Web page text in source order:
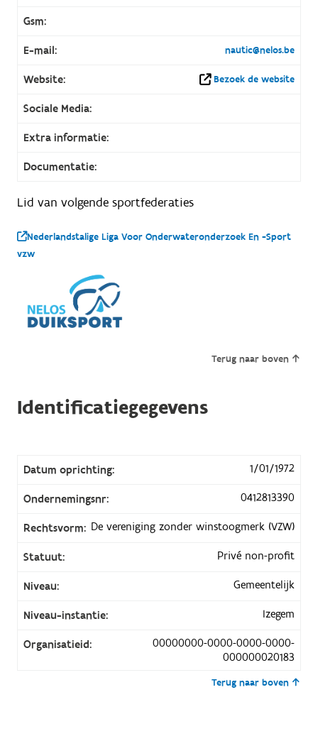
Gsm:
E-mail: nautic@nelos.be
Website: Bezoek de website
Sociale Media:
Extra informatie:
Documentatie:
Lid van volgende sportfederaties
Nederlandstalige Liga Voor Onderwateronderzoek En -Sport
vzw
Terug naar boven
Identificatiegegevens
Datum oprichting: 1/01/1972
Ondernemingsnr: 0412813390
Rechtsvorm: De vereniging zonder winstoogmerk (VZW)
Statuut: Privé non-profit
Niveau: Gemeentelijk
Niveau-instantie: Izegem
Organisatieid:
00000000-0000-0000-0000-
000000020183
Terug naar boven